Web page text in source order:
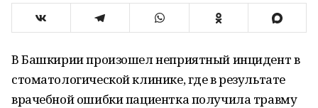
В Башкирии произошел неприятный инцидент в
стоматологической клинике, где в результате
врачебной ошибки пациентка получила травму